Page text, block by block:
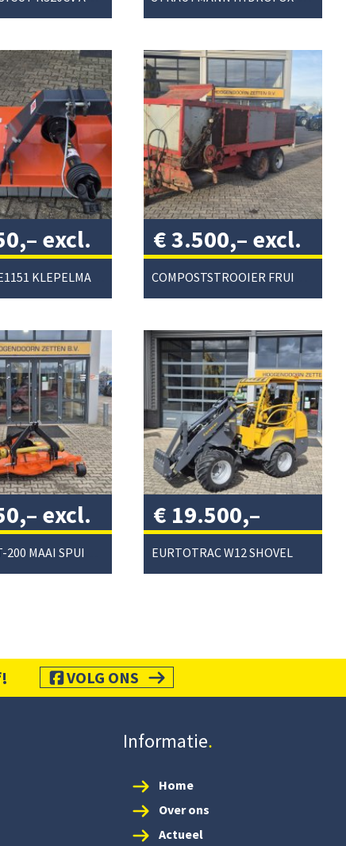
excl.
€3.500,– excl.
btw/
excl.
EURTOTRAC W12 SHOVEL
€ 19.500,–
excl. btw/
VOLG ONS
Informatie
Home
Over ons
Actueel